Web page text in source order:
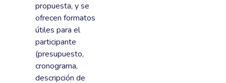
propuesta, y se
ofrecen formatos
útiles para el
participante
(presupuesto,
cronograma,
descripción de